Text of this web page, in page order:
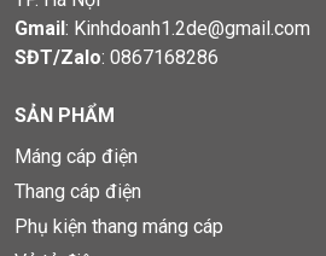
Gmail: Kinhdoanh1.2de@gmail.com
SĐT/Zalo: 0867168286
SẢN PHẨM
Máng cáp điện
Thang cáp điện
Phụ kiện thang máng cáp